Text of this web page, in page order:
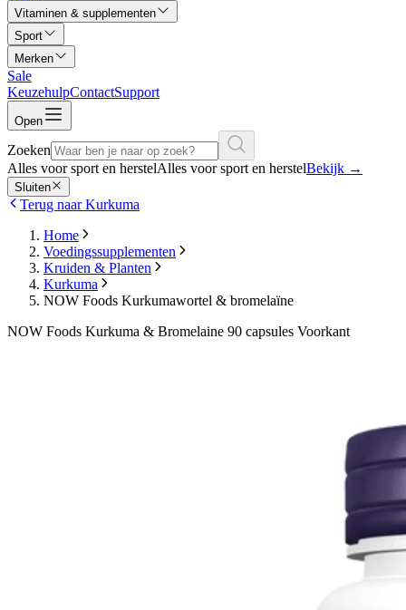
Vitaminen & supplementen
Sport
Merken
Sale
KeuzehulpContactSupport
Open
Zoeken
Alles voor sport en herstelAlles voor sport en herstelBekijk →
Sluiten
Terug naar Kurkuma
Home
Voedingssupplementen
Kruiden & Planten
Kurkuma
NOW Foods Kurkumawortel & bromelaïne
NOW Foods Kurkuma & Bromelaine 90 capsules Voorkant